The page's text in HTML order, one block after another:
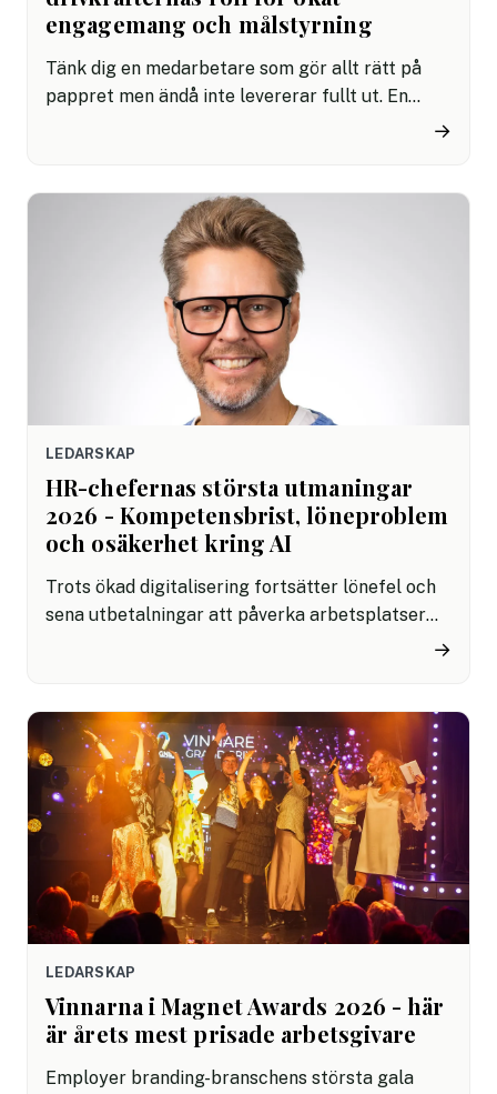
engagemang och målstyrning
Tänk dig en medarbetare som gör allt rätt på
pappret men ändå inte levererar fullt ut. En
brist på kompetens utan om oförståelse för sina
→
LEDARSKAP
HR-chefernas största utmaningar
2026 - Kompetensbrist, löneproblem
och osäkerhet kring AI
Trots ökad digitalisering fortsätter lönefel och
sena utbetalningar att påverka arbetsplatser
→
LEDARSKAP
Vinnarna i Magnet Awards 2026 - här
är årets mest prisade arbetsgivare
Employer branding-branschens största gala